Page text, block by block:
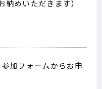
納めいただきます）
加フォームからお申